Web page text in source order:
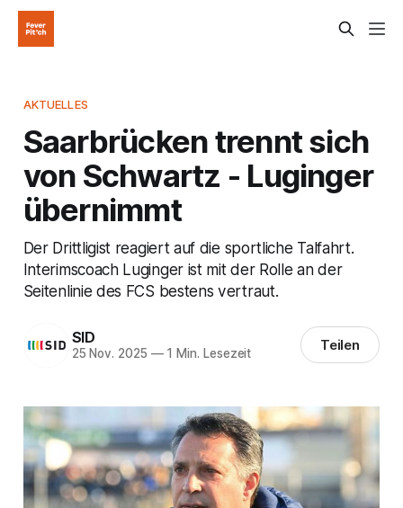
AKTUELLES
Saarbrücken trennt sich
von Schwartz - Luginger
übernimmt
Der Drittligist reagiert auf die sportliche Talfahrt.
Interimscoach Luginger ist mit der Rolle an der
Seitenlinie des FCS bestens vertraut.
SID
25 Nov. 2025 —1 Min. Lesezeit Teilen